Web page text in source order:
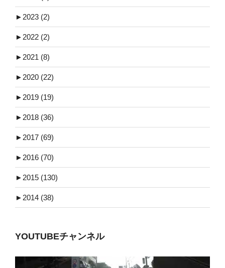
► 2023 (2)
► 2022 (2)
► 2021 (8)
► 2020 (22)
► 2019 (19)
► 2018 (36)
► 2017 (69)
► 2016 (70)
► 2015 (130)
► 2014 (38)
YOUTUBEチャンネル